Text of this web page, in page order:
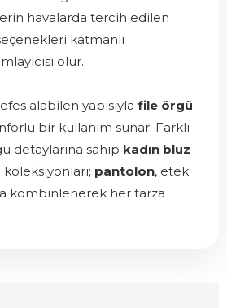
havalarda tercih edilen
katmanlı
olur.
alabilen yapısıyla file örgü
bir kullanım sunar. Farklı
detaylarına sahip kadın bluz
pantolon, etek
kombinlenerek her tarza